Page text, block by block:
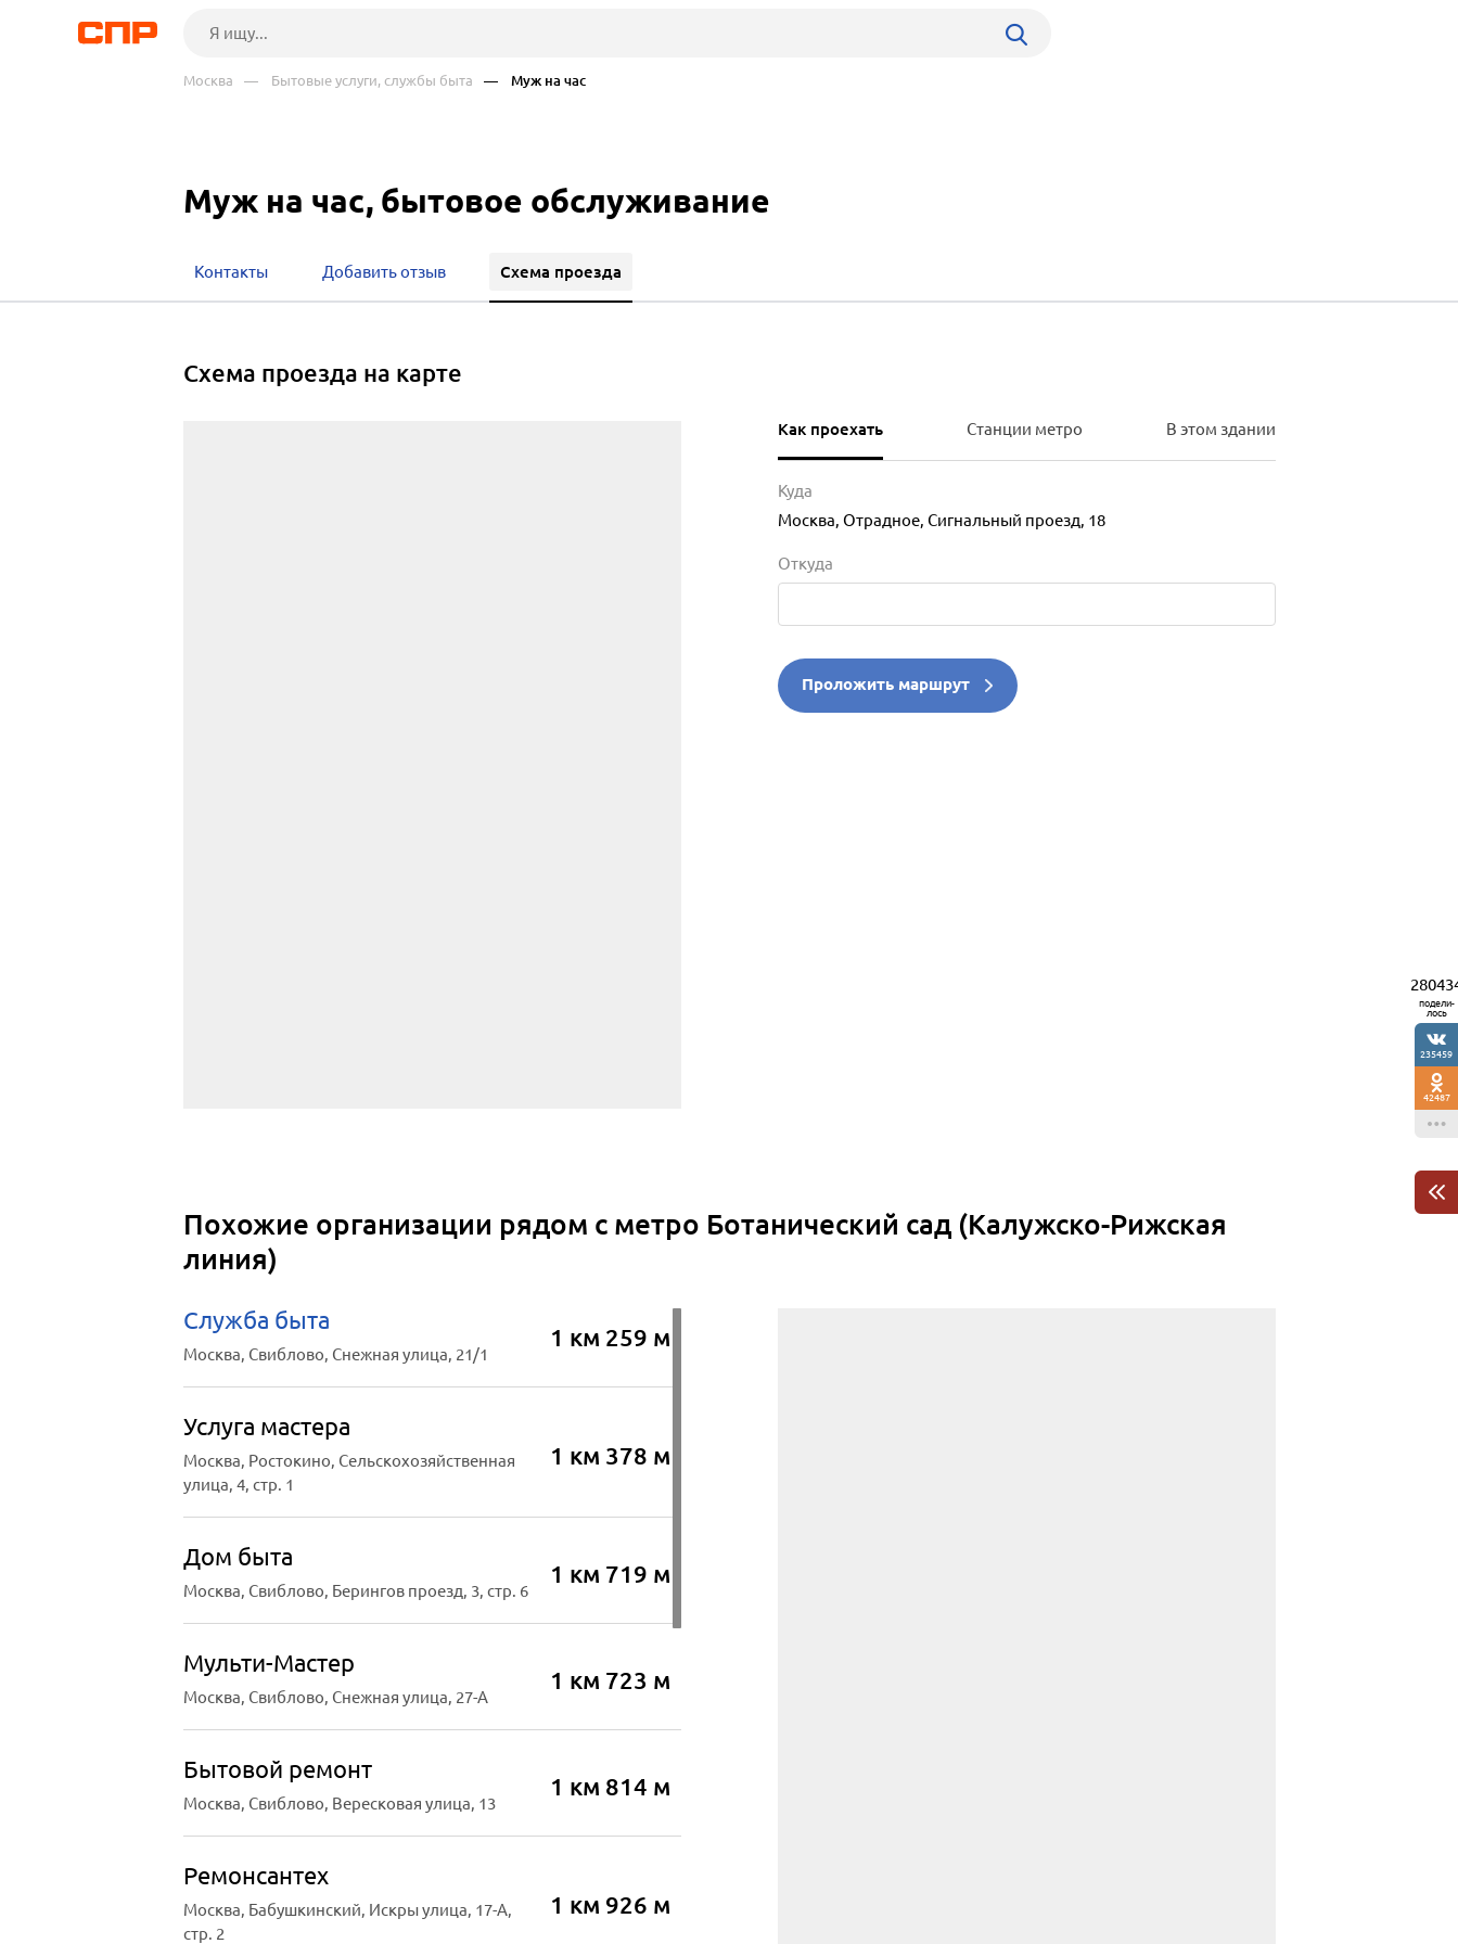
Москва — Бытовые услуги, службы быта — Муж на час
Муж на час, бытовое обслуживание
cхема проезда на карте
Контакты Добавить отзыв Схема проезда
Как проехать Станции метро В этом здании
Куда
Москва, Отрадное, Сигнальный проезд, 18
Откуда
Проложить маршрут
Похожие организации рядом с метро Ботанический сад (Калужско-Рижская
линия)
Служба быта
Москва, Свиблово, Снежная улица, 21/1
1 км 259 м
Услуга мастера
Москва, Ростокино, Сельскохозяйственная
улица, 4, стр. 1
1 км 378 м
Дом быта
Москва, Свиблово, Берингов проезд, 3, стр. 6
1 км 719 м
Мульти-Мастер
Москва, Свиблово, Снежная улица, 27-А
1 км 723 м
Бытовой ремонт
Москва, Свиблово, Вересковая улица, 13
1 км 814 м
Ремонсантех
Москва, Бабушкинский, Искры улица, 17-А,
стр. 2
1 км 926 м
подели-
лось
235459
42487